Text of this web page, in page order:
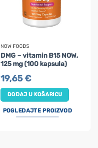
NOW FOODS
DMG – vitamin B15 NOW,
125 mg (100 kapsula)
19,65€
DODAJ U KOŠARICU
POGLEDAJTE PROIZVOD